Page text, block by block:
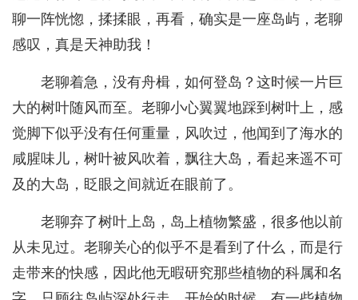
聊一阵恍惚，揉揉眼，再看，确实是一座岛屿，老聊
感叹，真是天神助我！
老聊着急，没有舟楫，如何登岛？这时候一片巨
大的树叶随风而至。老聊小心翼翼地踩到树叶上，感
觉脚下似乎没有任何重量，风吹过，他闻到了海水的
咸腥味儿，树叶被风吹着，飘往大岛，看起来遥不可
及的大岛，眨眼之间就近在眼前了。
老聊弃了树叶上岛，岛上植物繁盛，很多他以前
从未见过。老聊关心的似乎不是看到了什么，而是行
走带来的快感，因此他无暇研究那些植物的科属和名